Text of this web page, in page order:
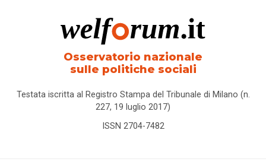
Osservatorio nazionale
sulle politiche sociali
Testata iscritta al Registro Stampa del Tribunale di Milano (n.
227, 19 luglio 2017)
ISSN 2704-7482